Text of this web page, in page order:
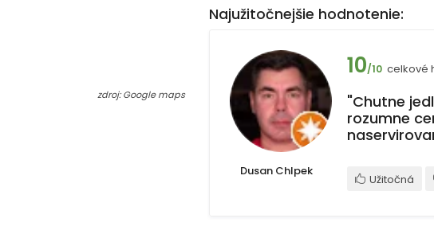
zdroj: Google maps
Najužitočnejšie hodnotenie:
Dusan Chlpek
10/10 celkové
"Chutne
rozumne
Užitočná